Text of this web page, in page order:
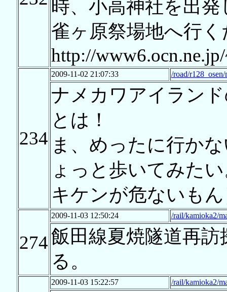
時、小高神社を出
雀ヶ原祭場地へ行
http://
234
2009-11-02 21:07:33 /road/
ナメカワアイラン
とは！
ま、めったに行か
ょっと歩いてみた
キケンが危ないも
274
2009-11-03 12:50:24 /rail/kamioka2/
飯田線夏焼隧道再
る。
2009-11-03 15:22:57 /rail/kamioka2/